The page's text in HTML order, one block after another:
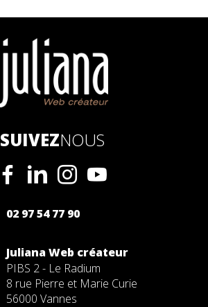
SUIVEZNOUS
02 97 54 77 90
Juliana Web créateur
PIBS 2 - Le Radium
8 rue Pierre et Marie Curie
56000 Vannes